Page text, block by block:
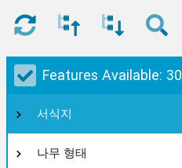
Features Available: 30
서식지
나무 형태